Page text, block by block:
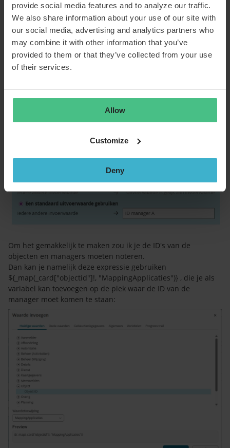
provide social media features and to analyze our traffic.
We also share information about your use of our site with
our social media, advertising and analytics partners who
may combine it with other information that you’ve
provided to them or that they’ve collected from your use
of their services.
Allow
Customize
Deny
applicaties moet naar manager X, het andere deel naar
manager Y. Ik wil liever niet 2 formulieren maken maar één
met één sjabloon. Om die reden zoek ik iets dat op basis van
de asset, automatisch de juiste manager instelt.
Dan zou je een mapping in je actiereeks moeten maken, wat
een standaard functionaliteit is in de TOPdesk actiereeks (het
heet “Een set toevoegen”).
Om het gemakkelijk te maken zou ik je de ID's van de
objecten en managers moeten noteren.
Dan kan je namelijk deze expressie gebruiken
${_map(_card["objectid"]!, "MappingApplicaties")} , die je als
variabel kan toevoegen op de plek waar de ID van de
manager moet komen te staan: